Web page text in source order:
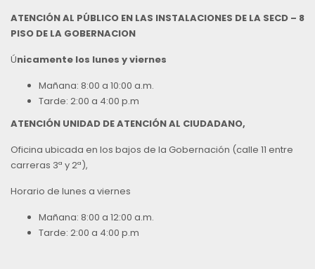
ATENCIÓN AL PÚBLICO EN LAS INSTALACIONES DE LA SECD – 8
PISO DE LA GOBERNACION
Únicamente los lunes y viernes
Mañana: 8:00 a 10:00 a.m.
Tarde: 2:00 a 4:00 p.m
ATENCIÓN UNIDAD DE ATENCIÓN AL CIUDADANO,
Oficina ubicada en los bajos de la Gobernación (calle 11 entre
carreras 3ª y 2ª),
Horario de lunes a viernes
Mañana: 8:00 a 12:00 a.m.
Tarde: 2:00 a 4:00 p.m